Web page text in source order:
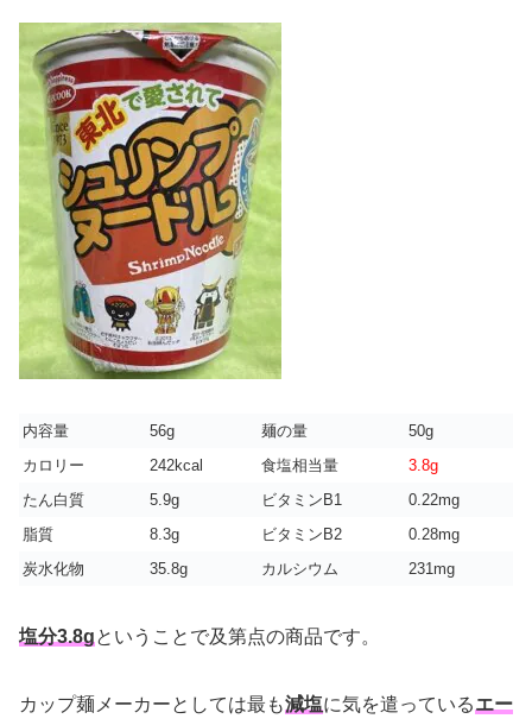
内容量 56g 麺の量
50g
カロリー
242kcal 食塩相当量
3.8g
たん白質
5.9g ビタミンB1
0.22mg
脂質
8.3g ビタミンB2
0.28mg
炭水化物
35.8g カルシウム 231mg
塩分3.8gということで及第点の商品です。
カップ麺メーカーとしては最も減塩に気を遣っているエー